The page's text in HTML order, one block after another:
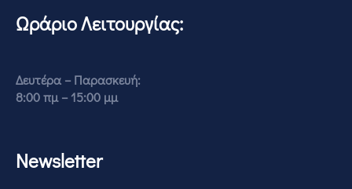
Ωράριο Λειτουργίας:
Δευτέρα – Παρασκευή:
8:00 πμ – 15:00 μμ
Newsletter